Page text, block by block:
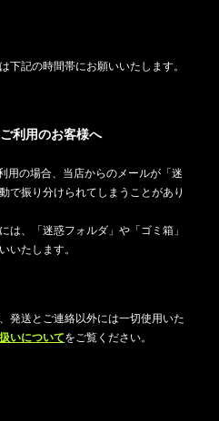
下記の時間帯にお願いいたします。
利用のお客様へ
用の場合、当店からのメールが「迷
で振り分けられてしまうことがあり
は、「迷惑フォルダ」や「ゴミ箱」
いたします。
発送とご連絡以外には一切使用いた
いについてをご覧ください。